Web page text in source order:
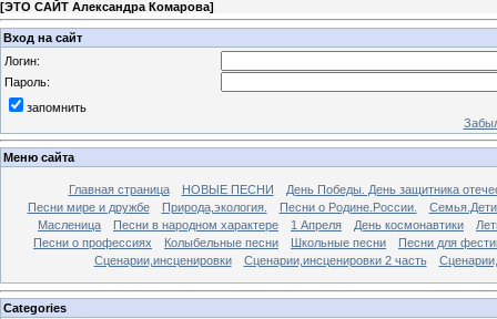
[ЭТО САЙТ Александра Комарова]
Вход на сайт
Логин:
Пароль:
запомнить
Меню сайта
Главная страница НОВЫЕ ПЕСНИ
День Победы. День защитника
Песни мире и дружбе
Природа,экология. Песни о Родине.России.
Масленица
Песни в народном характере 1 Апреля День космонавтики
Песни о профессиях
Колыбельные песни Школьные песни
Песни для
Сценарии,инсценировки
Сценарии,инсценировки 2 часть
Categories